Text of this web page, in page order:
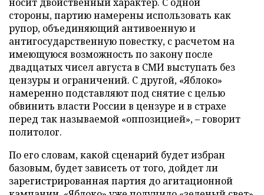
стороны, партию намерены использовать как
рупор, объединяющий антивоенную и
антигосударственную повестку, с расчетом на
имеющуюся возможность по закону после
двадцатых чисел августа в СМИ выступать без
цензуры и ограничений. С другой, «Яблоко»
намеренно подставляют под снятие с целью
обвинить власти России в цензуре и в страхе
перед так называемой «оппозицией», – говорит
политолог.
По его словам, какой сценарий будет избран
базовым, будет зависеть от того, дойдет ли
зарегистрированная партия до агитационной